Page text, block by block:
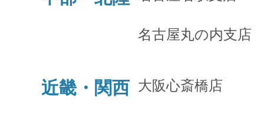
名古屋丸の内支店
近畿・関西 大阪心斎橋店